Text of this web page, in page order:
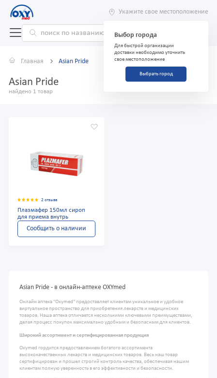
Укажите свое местоположение
Выбор города
Для быстрой организации
доставки необходимо уточнить
свое местоположение
Выбрать город
Главная Asian Pride
Asian Pride
найдено 1 товар
2 отзыва
Плазмафер 150мл сироп
для приема внутрь
Сообщить о наличии
Asian Pride - в онлайн-аптеке OXYmed
Онлайн аптека "Oxymed" предоставляет клиентам уникальное и удобное
виртуальное пространство для приобретения лекарств и медицинских
товаров. Наша аптека отличается несколькими ключевыми преимуществами,
делая процесс покупок максимально удобным и безопасным для клиентов.
Широкий ассортимент и сертифицированная продукция
Oxymed гордится предоставлением богатого ассортимента
высококачественных лекарств и медицинских товаров. Весь наш товар
сертифицирован и прошел строгий контроль качества, обеспечивая нашим
клиентам полную уверенность в его эффективности и безопасности.